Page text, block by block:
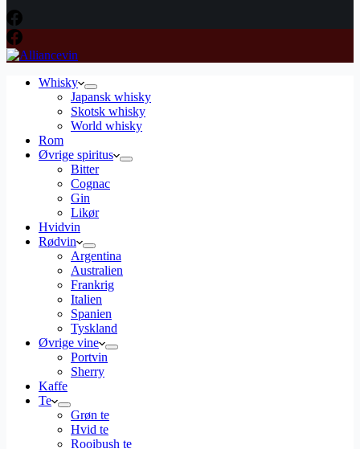
Whisky
Japansk whisky
Skotsk whisky
World whisky
Rom
Øvrige spiritus
Bitter
Cognac
Gin
Likør
Hvidvin
Rødvin
Argentina
Australien
Frankrig
Italien
Spanien
Tyskland
Øvrige vine
Portvin
Sherry
Kaffe
Te
Grøn te
Hvid te
Rooibush te